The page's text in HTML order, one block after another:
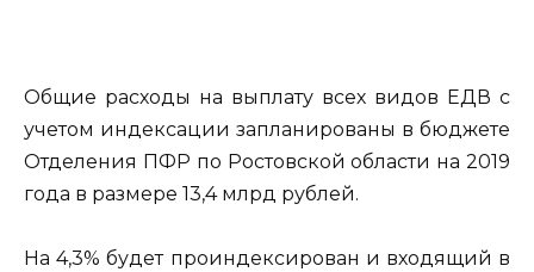
Общие расходы на выплату всех видов ЕДВ с
учетом индексации запланированы в бюджете
Отделения ПФР по Ростовской области на 2019
года в размере 13,4 млрд рублей.
На 4,3% будет проиндексирован и входящий в